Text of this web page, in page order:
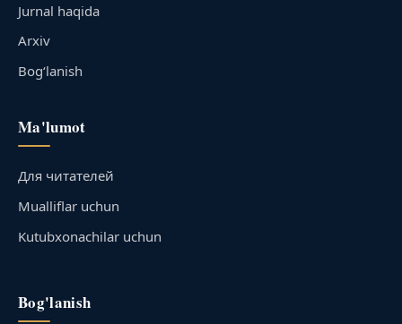
Jurnal haqida
Arxiv
Bog‘lanish
Ma'lumot
Для читателей
Mualliflar uchun
Kutubxonachilar uchun
Bog'lanish